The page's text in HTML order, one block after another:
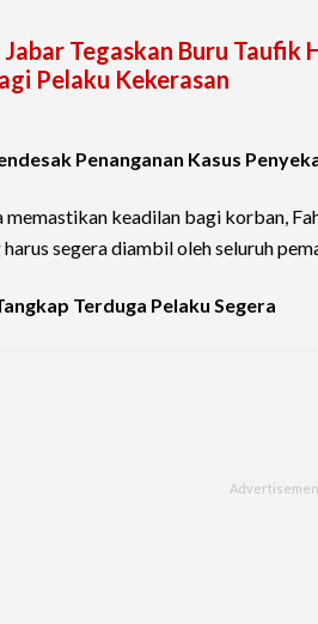
Tegaskan Buru
Pelaku Kekerasan
Penanganan Kasus
memastikan keadilan bagi korban,
segera diambil oleh seluruh
Terduga Pelaku Segera